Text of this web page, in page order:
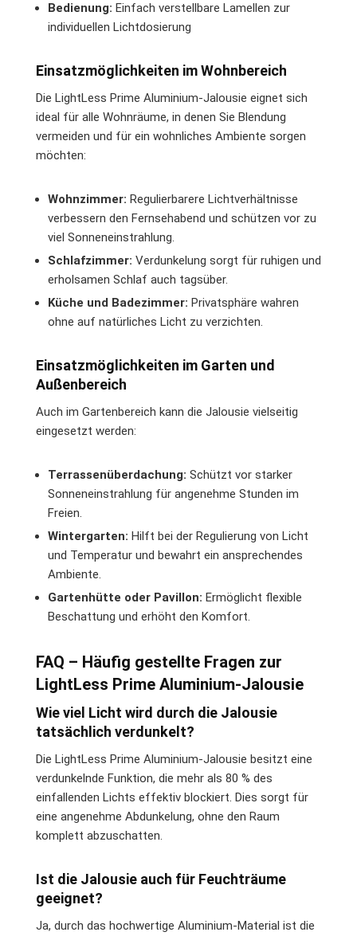
Bedienung: Einfach verstellbare Lamellen zur
individuellen Lichtdosierung
Einsatzmöglichkeiten im Wohnbereich
Die LightLess Prime Aluminium-Jalousie eignet sich
ideal für alle Wohnräume, in denen Sie Blendung
vermeiden und für ein wohnliches Ambiente sorgen
möchten:
Wohnzimmer: Regulierbarere Lichtverhältnisse
verbessern den Fernsehabend und schützen vor zu
viel Sonneneinstrahlung.
Schlafzimmer: Verdunkelung sorgt für ruhigen und
erholsamen Schlaf auch tagsüber.
Küche und Badezimmer: Privatsphäre wahren
ohne auf natürliches Licht zu verzichten.
Einsatzmöglichkeiten im Garten und
Außenbereich
Auch im Gartenbereich kann die Jalousie vielseitig
eingesetzt werden:
Terrassenüberdachung: Schützt vor starker
Sonneneinstrahlung für angenehme Stunden im
Freien.
Wintergarten: Hilft bei der Regulierung von Licht
und Temperatur und bewahrt ein ansprechendes
Ambiente.
Gartenhütte oder Pavillon: Ermöglicht flexible
Beschattung und erhöht den Komfort.
FAQ – Häufig gestellte Fragen zur
LightLess Prime Aluminium-Jalousie
Wie viel Licht wird durch die Jalousie
tatsächlich verdunkelt?
Die LightLess Prime Aluminium-Jalousie besitzt eine
verdunkelnde Funktion, die mehr als 80 % des
einfallenden Lichts effektiv blockiert. Dies sorgt für
eine angenehme Abdunkelung, ohne den Raum
komplett abzuschatten.
Ist die Jalousie auch für Feuchträume
geeignet?
Ja, durch das hochwertige Aluminium-Material ist die